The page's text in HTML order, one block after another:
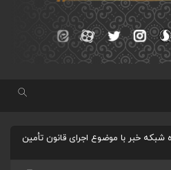
خبر با موضوع اجرای قانون تأمین